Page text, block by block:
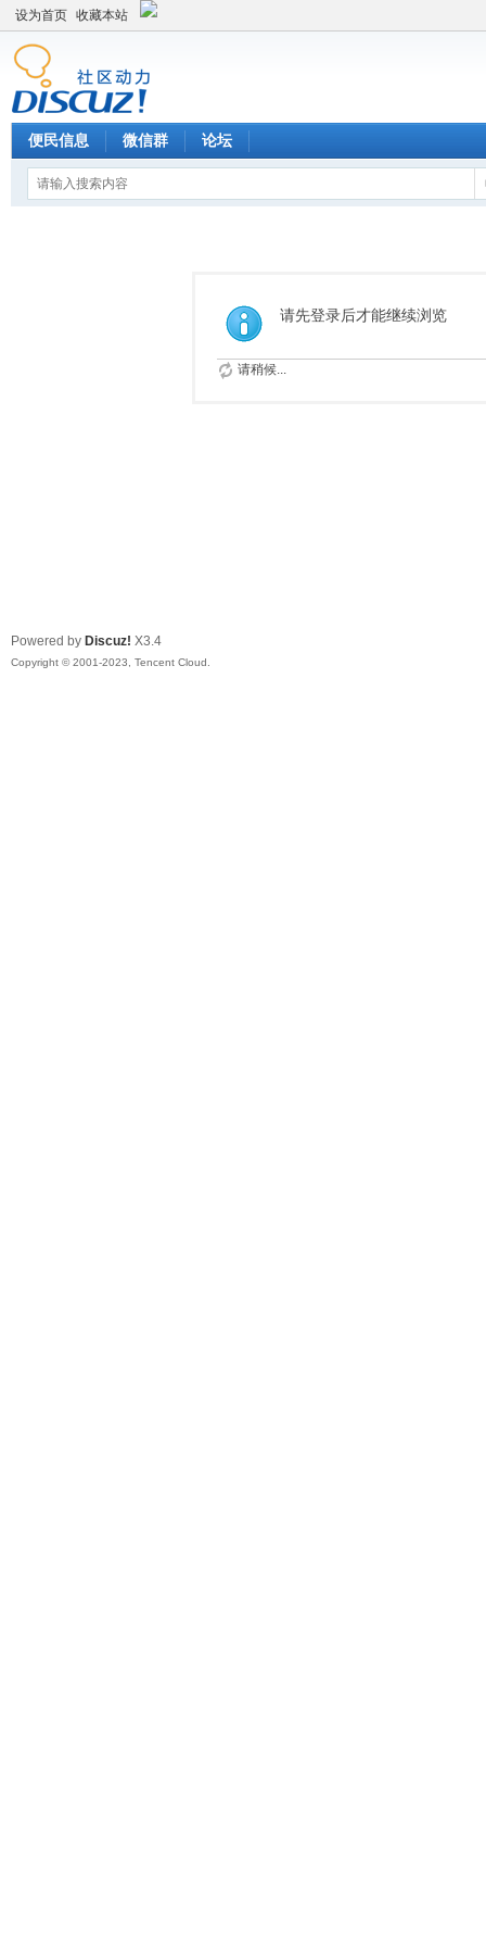
设为首页 收藏本站
便民信息 微信群 论坛
请先登录后才能继续浏览
请稍候...
Powered by Discuz! X3.4
Copyright © 2001-2023, Tencent Cloud.